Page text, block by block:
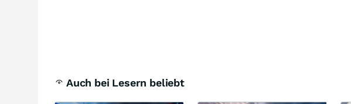
Auch bei Lesern beliebt